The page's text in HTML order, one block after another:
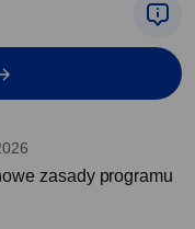
zasady programu